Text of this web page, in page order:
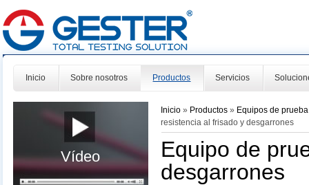
Inicio Sobre nosotros Productos Servicios
Vídeo
Inicio » Productos» Equipos de
resistencia al frisado y desgarrones
Equipo de
desgarrones